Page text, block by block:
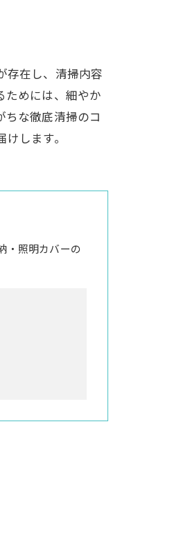
存在し、清掃内容
ためには、細やか
な徹底清掃のコ
します。
・照明カバーの